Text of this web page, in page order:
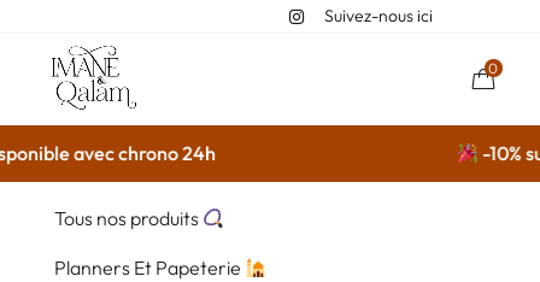
Suivez-nous ici
0
avec chrono 24h -10%
Tous nos produits
Planners Et Papeterie